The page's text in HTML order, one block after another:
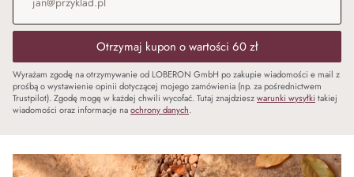
Otrzymaj kupon o wartości 60 zł
Wyrażam zgodę na otrzymywanie od LOBERON GmbH po zakupie wiadomości e mail z
prośbą o wystawienie opinii dotyczącej mojego zamówienia (np. za pośrednictwem
Trustpilot). Zgodę mogę w każdej chwili wycofać. Tutaj znajdzieszwarunki wysyłki takiej
wiadomości oraz informacje naochrony danych.